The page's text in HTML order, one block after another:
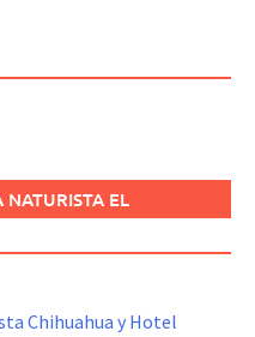
NATURISTA EL
Chihuahua y Hotel